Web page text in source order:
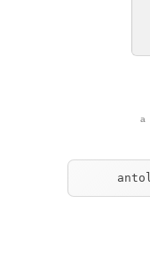
a